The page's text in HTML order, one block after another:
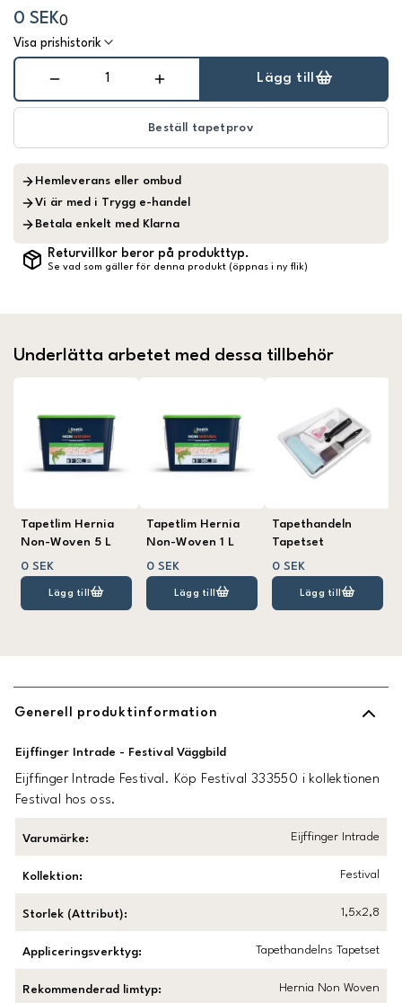
0 SEK0
Visa prishistorik
Lägg till
Beställ tapetprov
Hemleverans eller ombud
Vi är med i Trygg e-handel
Betala enkelt med Klarna
Returvillkor beror på produkttyp.
Se vad som gäller för denna produkt (öppnas i ny flik)
Underlätta arbetet med dessa tillbehör
Tapetlim Hernia
Non-Woven 5 L
0 SEK
Lägg till
Tapetlim Hernia
Non-Woven 1 L
0 SEK
Lägg till
Tapethandeln
Tapetset
0 SEK
Lägg till
Generell produktinformation
Eijffinger Intrade - Festival Väggbild
Eijffinger Intrade Festival. Köp Festival 333550 i kollektionen
Festival hos oss.
Varumärke: Eijffinger Intrade
Kollektion: Festival
Storlek (Attribut): 1,5x2,8
Appliceringsverktyg: Tapethandelns Tapetset
Rekommenderad limtyp: Hernia Non Woven